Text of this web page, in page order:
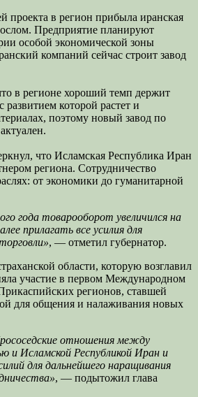
проекта в регион прибыла иранская
Предприятие планируют
особой экономической зоны
компаний сейчас строит завод
в регионе хороший темп держит
развитием которой растет и
поэтому новый завод по
что Исламская Республика Иран
региона. Сотрудничество
от экономики до гуманитарной
года товарооборот увеличился на
прилагать все усилия для
, — отметил губернатор.
области, которую возглавил
участие в первом Международном
регионов, ставшей
для общения и налаживания новых
отношения между
и Исламской Республикой Иран и
для дальнейшего наращивания
, — подытожил глава